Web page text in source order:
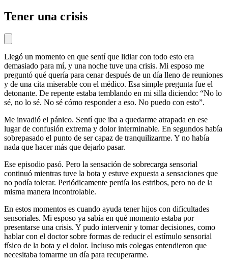
Tener una crisis
Llegó un momento en que sentí que lidiar con todo esto era
demasiado para mí, y una noche tuve una crisis. Mi esposo me
preguntó qué quería para cenar después de un día lleno de reuniones
y de una cita miserable con el médico. Esa simple pregunta fue el
detonante. De repente estaba temblando en mi silla diciendo: “No lo
sé, no lo sé. No sé cómo responder a eso. No puedo con esto”.
Me invadió el pánico. Sentí que iba a quedarme atrapada en ese
lugar de confusión extrema y dolor interminable. En segundos había
sobrepasado el punto de ser capaz de tranquilizarme. Y no había
nada que hacer más que dejarlo pasar.
Ese episodio pasó. Pero la sensación de sobrecarga sensorial
continuó mientras tuve la bota y estuve expuesta a sensaciones que
no podía tolerar. Periódicamente perdía los estribos, pero no de la
misma manera incontrolable.
En estos momentos es cuando ayuda tener hijos con dificultades
sensoriales. Mi esposo ya sabía en qué momento estaba por
presentarse una crisis. Y pudo intervenir y tomar decisiones, como
hablar con el doctor sobre formas de reducir el estímulo sensorial
físico de la bota y el dolor. Incluso mis colegas entendieron que
necesitaba tomarme un día para recuperarme.